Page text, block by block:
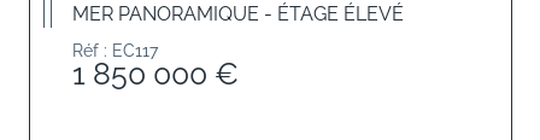
MER PANORAMIQUE - ÉTAGE ÉLEVÉ
Réf : EC117
1 850 000 €